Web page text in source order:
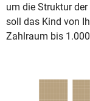
um die Struktur
soll das Kind von
Zahlraum bis